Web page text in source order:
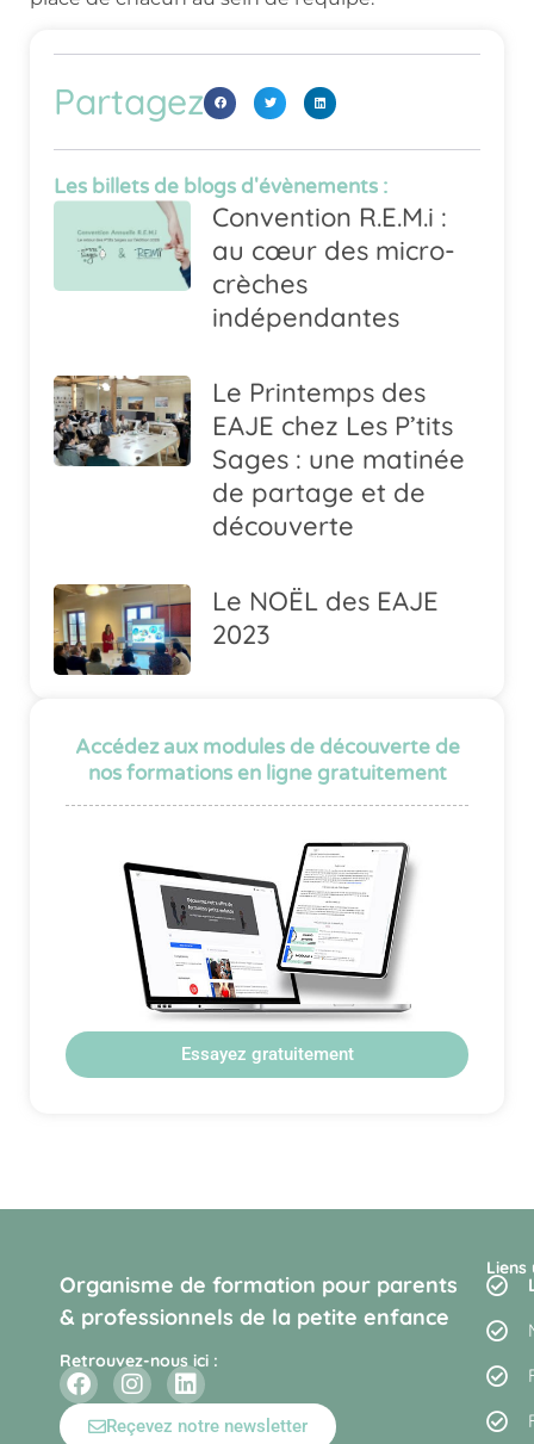
Partagez
Les billets de blogs d'évènements :
Convention R.E.M.i :
au cœur des micro-
crèches
indépendantes
Le Printemps des
EAJE chez Les P’tits
Sages : une matinée
de partage et de
découverte
Le NOËL des EAJE
2023
Accédez aux modules de découverte de
nos formations en ligne gratuitement
Essayez gratuitement
Organisme de formation pour parents
& professionnels de la petite enfance
Retrouvez-nous ici :
Reçevez notre newsletter
Liens